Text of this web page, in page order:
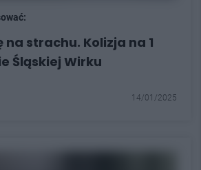
na strachu. Kolizja na 1
Śląskiej Wirku
14/01/2025